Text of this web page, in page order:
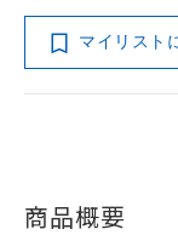
マイリスト
商品概要